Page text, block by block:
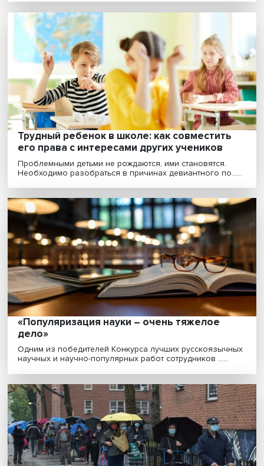
Сначала должно быть слово: как
представить документ, чтобы он убедил
судью
Задача Legal Design, или юридического дизайна, в
чтобы получить оптимальное сочетание содерж......
Трудный ребенок в школе: как
его права с интересами других учеников
Проблемными детьми не рождаются, ими становятся.
Необходимо разобраться в причинах девиантного